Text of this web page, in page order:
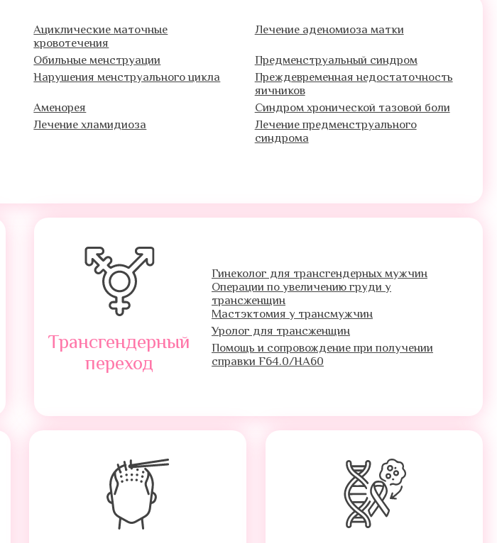
Ациклические маточные
кровотечения
Лечение аденомиоза матки
Обильные менструации
Предменструальный синдром
Нарушения менструального цикла
Преждевременная недостаточность
яичников
Аменорея
Синдром хронической тазовой боли
Лечение хламидиоза
Лечение предменструального
синдрома
Трансгендерный
переход
Гинеколог для трансгендерных мужчин
Операции по увеличению груди у
трансженщин
Мастэктомия у трансмужчин
Уролог для трансженщин
Помощь и сопровождение при получении
справки F64.0/HA60